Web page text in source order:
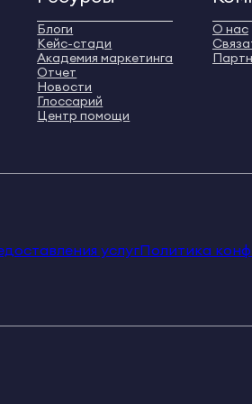
Блоги
Кейс-стади
Академия маркетинга
Отчет
Новости
Глоссарий
Центр помощи
О нас
услугПолитика